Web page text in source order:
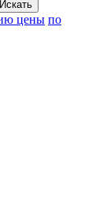
Искать
цены по